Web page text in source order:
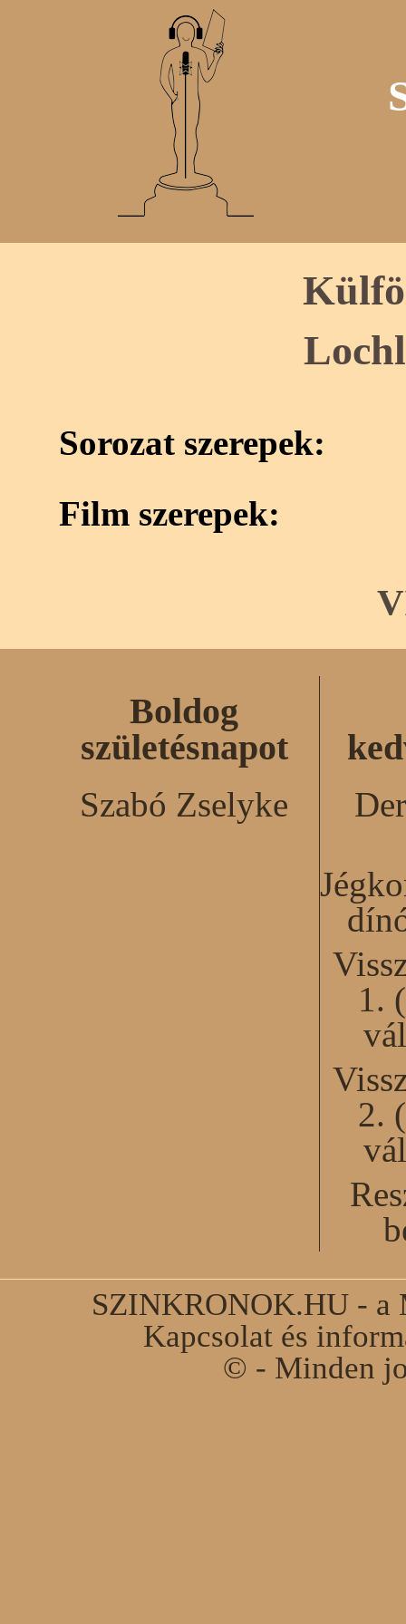
Sorozat szerepek:
Film szerepek:
Boldog
születésnapot
Szabó Zselyke
1.
2.
SZINKRONOK.HU - a
Kapcsolat és
© - Minden